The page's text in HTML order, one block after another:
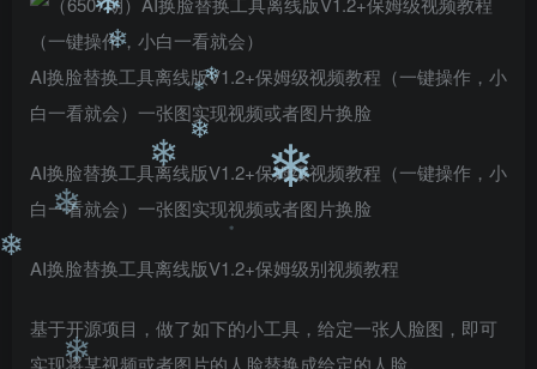
AI换脸替换工具离线版V1.2+保姆级视频教程（一键操作，小
白一看就会）一张图实现视频或者图片换脸
AI换脸替换工具离线版V1.2+保姆级视频教程（一键操作，小
白一看就会）一张图实现视频或者图片换脸
AI换脸替换工具离线版V1.2+保姆级别视频教程
基于开源项目，做了如下的小工具，给定一张人脸图，即可
实现将某视频或者图片的人脸替换成给定的人脸。
❄ ❄
❄
❄
❄
❄
❄